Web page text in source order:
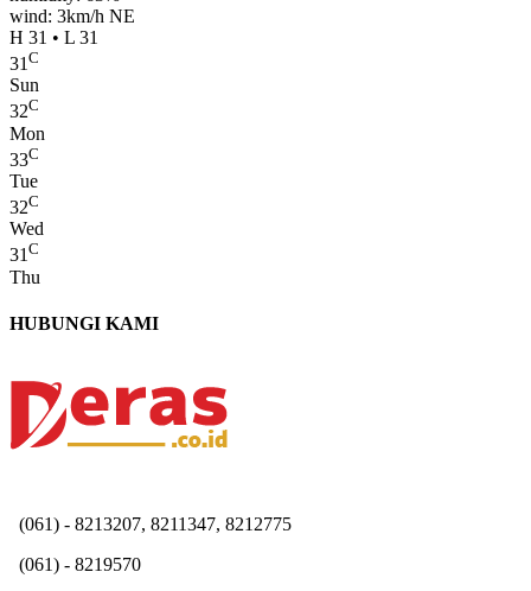
wind: 3km/h NE
H 31 • L 31
31C
Sun
32C
Mon
33C
Tue
32C
Wed
31C
Thu
HUBUNGI KAMI
(061) - 8213207, 8211347, 8212775
(061) - 8219570